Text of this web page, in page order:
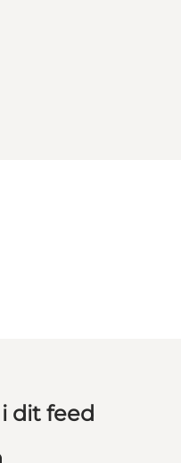
dit feed